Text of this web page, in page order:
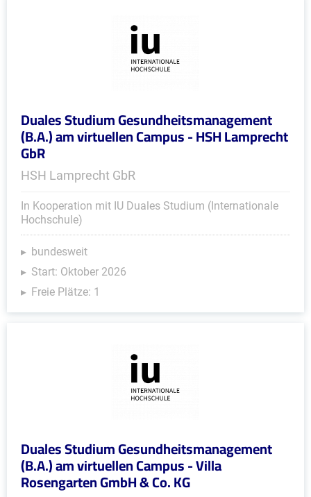
Duales Studium Gesundheitsmanagement
(B.A.) am virtuellen Campus - HSH Lamprecht
GbR
HSH Lamprecht GbR
In Kooperation mit IU Duales Studium (Internationale
Hochschule)
bundesweit
Start: Oktober 2026
Freie Plätze: 1
Duales Studium Gesundheitsmanagement
(B.A.) am virtuellen Campus - Villa
Rosengarten GmbH & Co. KG